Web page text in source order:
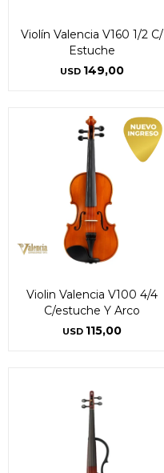
Violín Valencia V160 1/2 C/
Estuche
USD 149,00
Violin Valencia V100 4/4
C/estuche Y Arco
USD 115,00